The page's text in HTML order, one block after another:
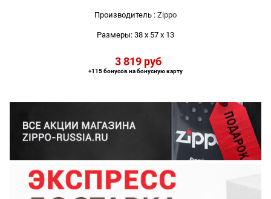
Производитель : Zippo
Размеры: 38 x 57 x 13
3 819 руб
+115 бонусов на бонусную карту